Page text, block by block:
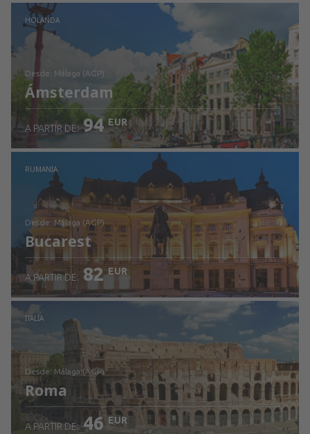
HOLANDA
desde: Málaga (AGP)
Ámsterdam
Revisa los detalles
A PARTIR DE: 94 EUR
RUMANIA
desde: Málaga (AGP)
Bucarest
Revisa los detalles
A PARTIR DE: 82 EUR
ITALIA
desde: Málaga (AGP)
Roma
A PARTIR DE: 46 EUR